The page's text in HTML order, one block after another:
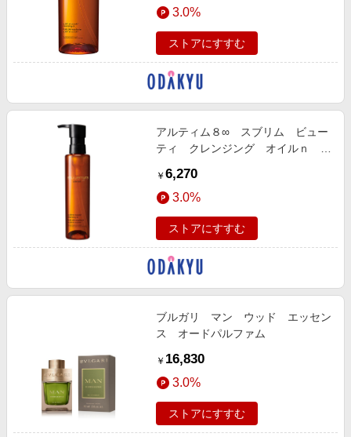
3.0%
ストアにすすむ
アルティム８∞ スブリム ビュー
ティ クレンジング オイルｎ １
￥ 6,270
3.0%
ストアにすすむ
ブルガリ マン ウッド エッセン
ス オードパルファム
￥ 16,830
3.0%
ストアにすすむ